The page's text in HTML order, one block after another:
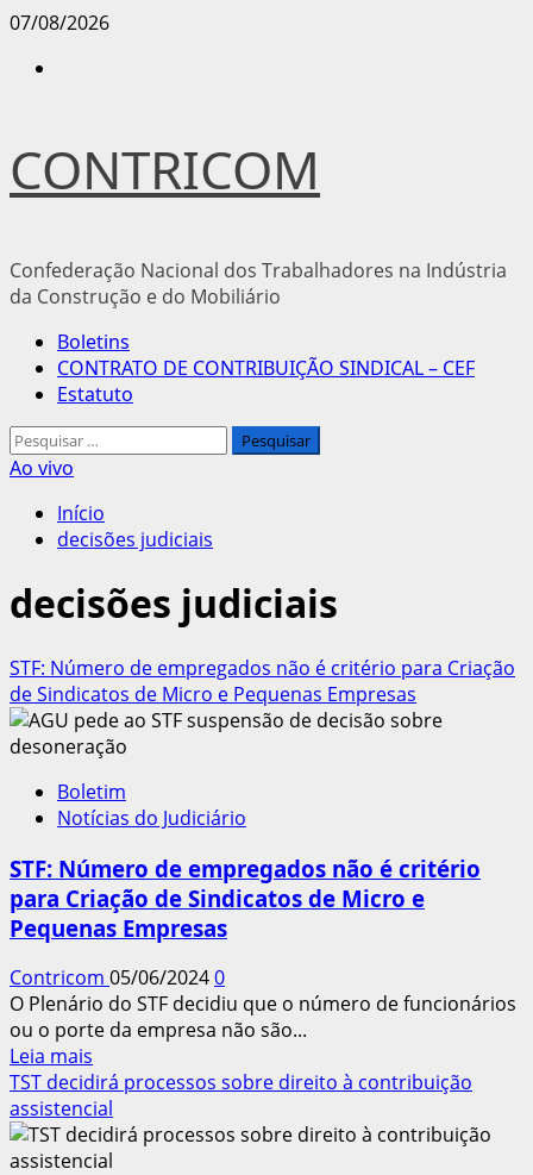
Avançar
07/08/2026
CONTRICOM
Confederação Nacional dos Trabalhadores na Indústria
da Construção e do Mobiliário
Menu
principal
Boletins
CONTRATO DE CONTRIBUIÇÃO SINDICAL – CEF
Estatuto
Pesquisar
por:
Ao vivo
Início
decisões judiciais
decisões judiciais
STF: Número de empregados não é critério para Criação
de Sindicatos de Micro e Pequenas Empresas
Boletim
Notícias do Judiciário
STF: Número de empregados não é critério
para Criação de Sindicatos de Micro e
Pequenas Empresas
Contricom 05/06/20240
O Plenário do STF decidiu que o número de funcionários
ou o porte da empresa não são...
Leia mais
mais
sobre
STF:
Número
TST decidirá processos sobre direito à contribuição
assistencial